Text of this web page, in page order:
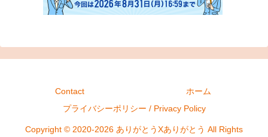
Contact
ホーム
プライバシーポリシー / Privacy Policy
Copyright © 2020-2026 ありがとうXありがとう All Rights